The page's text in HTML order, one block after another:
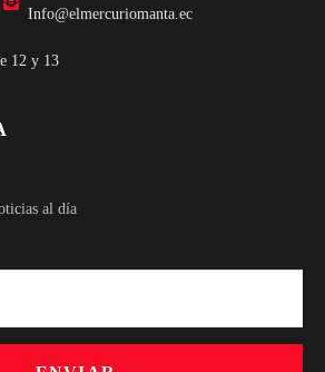
Info@elmercuriomanta.ec
12 y 13
al día